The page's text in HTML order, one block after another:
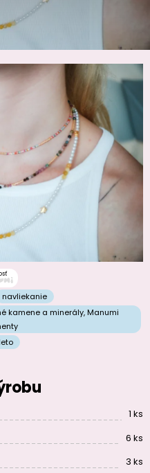
navliekanie
kamene a minerály, Manumi
leto
1 ks
6 ks
3 ks